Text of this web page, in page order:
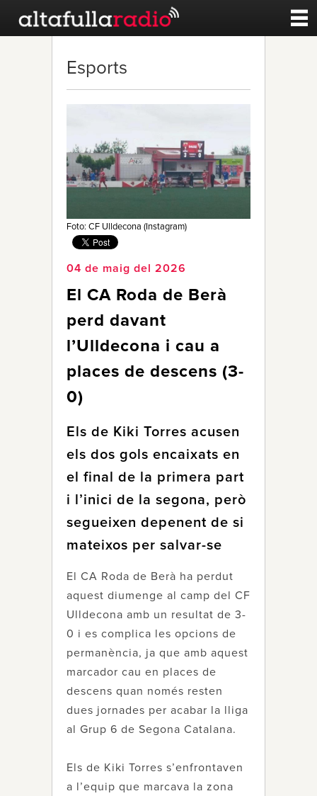
Esports
Noticies
Qui Som
Esports
Foto: CF Ulldecona (Instagram)
04 de maig del 2026
El CA Roda de Berà
perd davant
l’Ulldecona i cau a
places de descens (3-
0)
Els de Kiki Torres acusen
els dos gols encaixats en
el final de la primera part
i l’inici de la segona, però
segueixen depenent de si
mateixos per salvar-se
El CA Roda de Berà ha perdut
aquest diumenge al camp del CF
Ulldecona amb un resultat de 3-
0 i es complica les opcions de
permanència, ja que amb aquest
marcador cau en places de
descens quan només resten
dues jornades per acabar la lliga
al Grup 6 de Segona Catalana.
Els de Kiki Torres s’enfrontaven
a l’equip que marcava la zona